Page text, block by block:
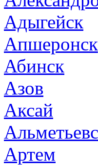
Адыгейск
Апшеронск
Абинск
Азов
Аксай
Артем